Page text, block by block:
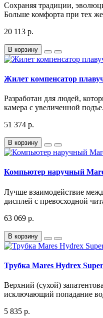
Сохраняя традиции,
Больше комфорта при тех
20 113 р.
В корзину
Жилет компенсатор
Разработан для людей,
камера с увеличенной
51 374 р.
В корзину
Компьютер наручный
Лучше взаимодействие
дисплей с превосходной
63 069 р.
В корзину
Трубка Mares Hydrex
Верхний (сухой)
исключающий попадание
5 835 р.